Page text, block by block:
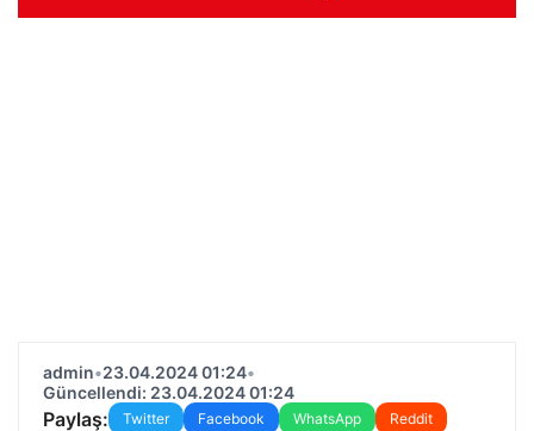
admin•23.04.2024 01:24•
Güncellendi: 23.04.2024 01:24
Paylaş: Twitter Facebook WhatsApp
Reddit